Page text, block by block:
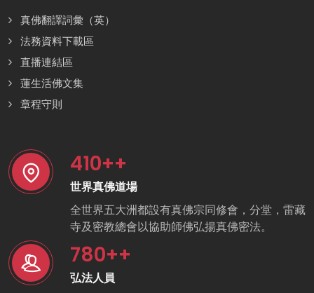
真佛翻譯詞彙（英）
法務資料下載區
直播連結區
蓮生活佛文集
章程守則
410++
世界真佛道場
全世界五大洲都設有真佛宗同修會，分堂，雷藏
寺及密教總會以協助師佛弘揚真佛密法。
780++
弘法人員